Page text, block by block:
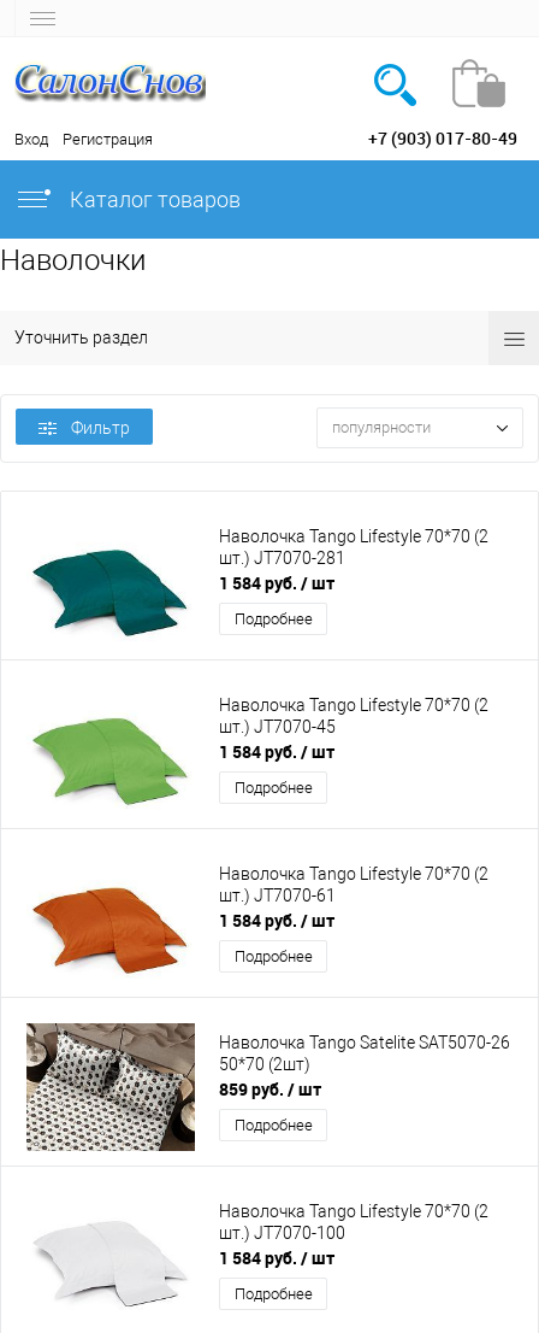
Вход Регистрация +7 (903) 017-80-49
Каталог товаров
Наволочки
Уточнить раздел
Фильтр популярности
Наволочка Tango Lifestyle 70*70 (2
шт.) JT7070-281
1 584 руб. / шт
Подробнее
Наволочка Tango Lifestyle 70*70 (2
шт.) JT7070-45
1 584 руб. / шт
Подробнее
Наволочка Tango Lifestyle 70*70 (2
шт.) JT7070-61
1 584 руб. / шт
Подробнее
Наволочка Tango Satelite SAT5070-26
50*70 (2шт)
859 руб. / шт
Подробнее
Наволочка Tango Lifestyle 70*70 (2
шт.) JT7070-100
1 584 руб. / шт
Подробнее